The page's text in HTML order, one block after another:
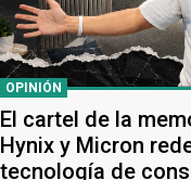
OPINIÓN
El cartel de la
Hynix y Micron
tecnología de